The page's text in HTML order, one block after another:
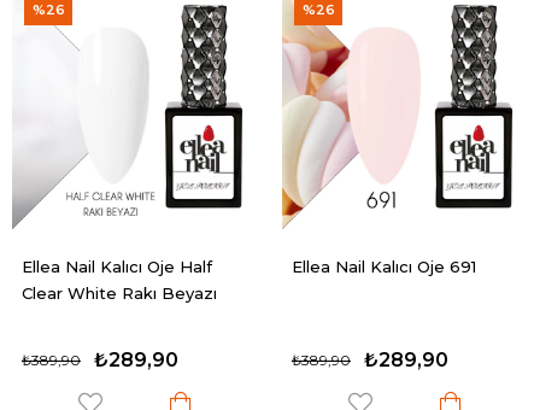
Ellea Nail Kalıcı Oje Half
Clear White Rakı Beyazı
₺289,90
₺389,90
%26
Ellea Nail Kalıcı Oje 691
₺289,90
₺389,90
%26